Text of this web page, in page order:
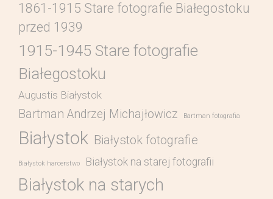
1861-1915 Stare fotografie Białegostoku
przed 1939
1915-1945 Stare fotografie
Białegostoku
Augustis Białystok
Bartman Andrzej Michajłowicz Bartman fotografia
Białystok Białystok fotografie
Białystok harcerstwo Białystok na starej fotografii
Białystok na starych